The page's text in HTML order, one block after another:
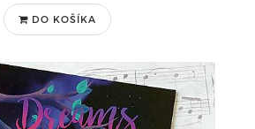
DO KOŠÍKA